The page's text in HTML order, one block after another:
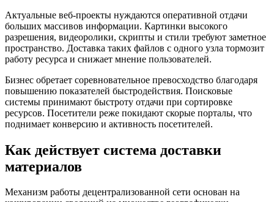
Актуальные веб-проекты нуждаются оперативной отдачи
больших массивов информации. Картинки высокого
разрешения, видеоролики, скрипты и стили требуют заметное
пространство. Доставка таких файлов с одного узла тормозит
работу ресурса и снижает мнение пользователей.
Бизнес обретает соревновательное превосходство благодаря
повышению показателей быстродействия. Поисковые
системы принимают быстроту отдачи при сортировке
ресурсов. Посетители реже покидают скорые порталы, что
поднимает конверсию и активность посетителей.
Как действует система доставки
материалов
Механизм работы децентрализованной сети основан на